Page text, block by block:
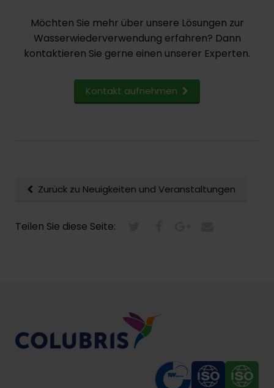
Möchten Sie mehr über unsere Lösungen zur
Wasserwiederverwendung erfahren? Dann
kontaktieren Sie gerne einen unserer Experten.
Kontakt aufnehmen
Zurück zu Neuigkeiten und Veranstaltungen
Teilen Sie diese Seite: